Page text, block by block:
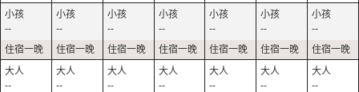
--
--
--
--
--
--
--
--
--
--
--
--
--
--